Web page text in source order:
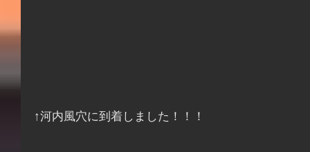
↑河内風穴に到着しました！！！